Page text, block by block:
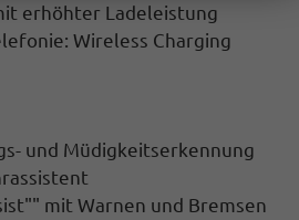
erhöhter Ladeleistung
Wireless Charging
und Müdigkeitserkennung
mit Warnen und Bremsen